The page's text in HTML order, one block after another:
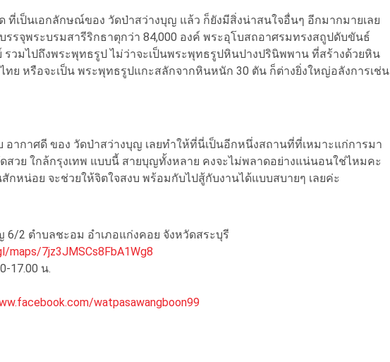
เป็นเอกลักษณ์ของ วัดป่าสว่างบุญ แล้ว ก็ยังมีสิ่งน่าสนใจอื่นๆ อีกมากมายเลย
บรรจุพระบรมสารีริกธาตุกว่า 84,000 องค์ พระอุโบสถอาศรมทรงสถูปดับขันธ์
รวมไปถึงพระพุทธรูป ไม่ว่าจะเป็นพระพุทธรูปหินปางปรินิพพาน ที่สร้างด้วยหิน
ทย หรือจะเป็น พระพุทธรูปแกะสลักจากหินหนัก 30 ตัน ก็ต่างยิ่งใหญ่อลังการเช่น
ากาศดี ของ วัดป่าสว่างบุญ เลยทำให้ที่นี่เป็นอีกหนึ่งสถานที่ที่เหมาะแก่การมา
สวย ใกล้กรุงเทพ แบบนี้ สายบุญทั้งหลาย คงจะไม่พลาดอย่างแน่นอนใช่ไหมคะ
กหน่อย จะช่วยให้จิตใจสงบ พร้อมกับไปสู้กับงานได้แบบสบายๆ เลยค่ะ
6/2 ตำบลชะอม อำเภอแก่งคอย จังหวัดสระบุรี
maps/7jz3JMSCs8FbA1Wg8
17.00 น.
watpasawangboon99